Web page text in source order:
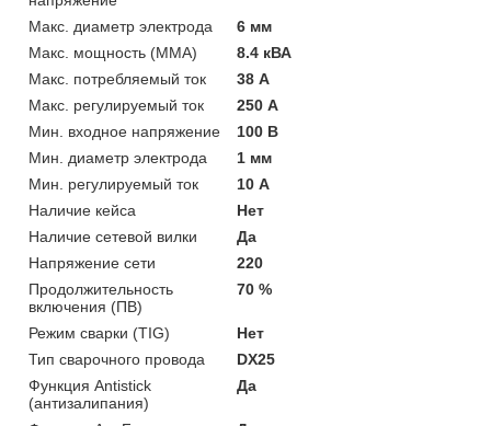
Макс. диаметр электрода
6 мм
Макс. мощность (MMA)
8.4 кВА
Макс. потребляемый ток
38 А
Макс. регулируемый ток
250 А
Мин. входное напряжение
100 В
Мин. диаметр электрода
1 мм
Мин. регулируемый ток
10 А
Наличие кейса
Нет
Наличие сетевой вилки
Да
Напряжение сети
220
Продолжительность
включения (ПВ)
70 %
Режим сварки (TIG)
Нет
Тип сварочного провода
DX25
Функция Antistick
(антизалипания)
Да